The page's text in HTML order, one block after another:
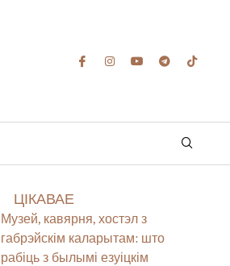
ЦІКАВАЕ
Музей, кавярня, хостэл з
габрэйскім каларытам: што
рабіць з былымі езуіцкім